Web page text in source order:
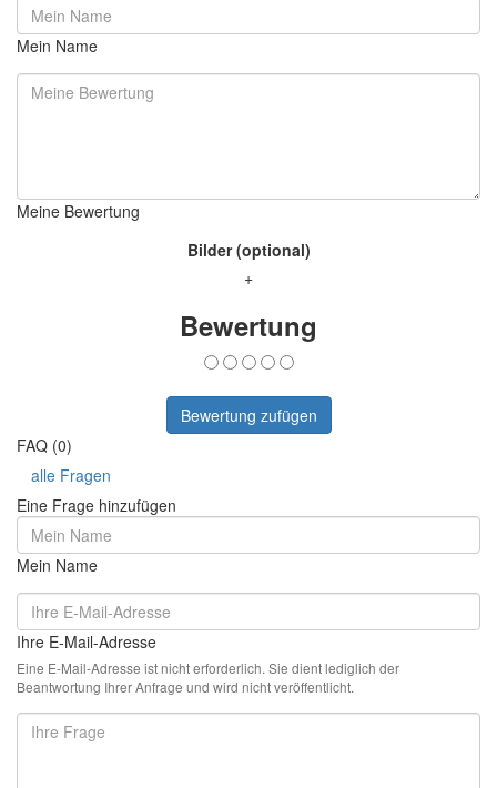
Mein Name
Meine Bewertung
Bilder (optional)
+
Bewertung
Bewertung zufügen
FAQ (0)
alle Fragen
Eine Frage hinzufügen
Mein Name
Ihre E-Mail-Adresse
Eine E-Mail-Adresse ist nicht erforderlich. Sie dient lediglich der
Beantwortung Ihrer Anfrage und wird nicht veröffentlicht.